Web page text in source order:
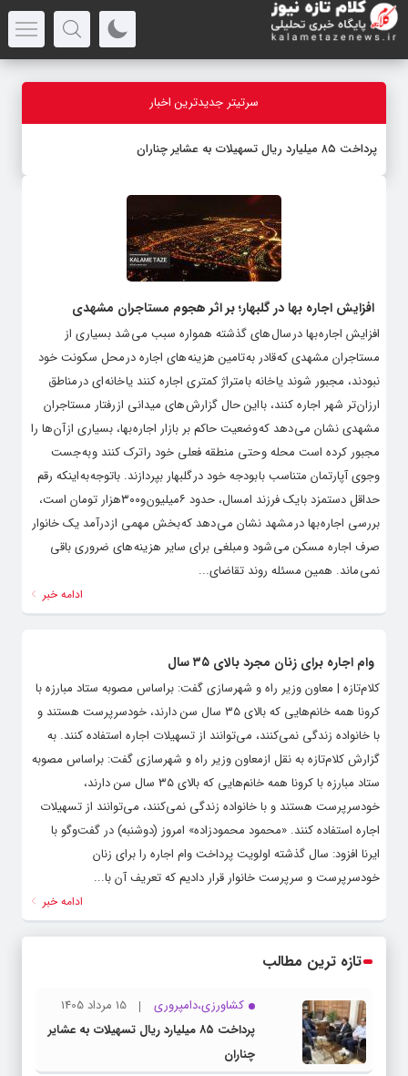
سرتیتر جدیدترین اخبار
پرداخت ۸۵ میلیارد ریال تسهیلات به عشایر چناران
افزایش اجاره بها در گلبهار؛ بر اثر هجوم مستاجران مشهدی
افزایش اجاره بها در سال های گذشته همواره سبب می شد بسیاری از
مستاجران مشهدی که قادر به تامین هزینه های اجاره در محل سکونت خود
نبودند، مجبور شوند یا خانه با متراژ کمتری اجاره کنند یا خانه ای در مناطق
ارزان تر شهر اجاره کنند، با این حال گزارش های میدانی از رفتار مستاجران
مشهدی نشان می دهد که وضعیت حاکم بر بازار اجاره بها، بسیاری از آن ها را
مجبور کرده است محله و حتی منطقه فعلی خود را ترک کنند و به جست
وجوی آپارتمان متناسب با بودجه خود در گلبهار بپردازند. باتوجه به اینکه رقم
حداقل دستمزد با یک فرزند امسال، حدود ۶میلیون و۳۰۰هزار تومان است،
بررسی اجاره بها در مشهد نشان می دهد که بخش مهمی از درآمد یک خانوار
صرف اجاره مسکن می شود و مبلغی برای سایر هزینه های ضروری باقی
نمی ماند. همین مسئله روند تقاضای...
ادامه خبر
وام اجاره برای زنان مجرد بالای ۳۵ سال
کلام‌تازه | معاون وزیر راه و شهرسازی گفت: براساس مصوبه ستاد مبارزه با
کرونا همه خانم‌هایی که بالای ۳۵ سال سن دارند، خودسرپرست هستند و
با خانواده زندگی نمی‌کنند، می‌توانند از تسهیلات اجاره استفاده کنند. به
گزارش کلام‌تازه به نقل ازمعاون وزیر راه و شهرسازی گفت: براساس مصوبه
ستاد مبارزه با کرونا همه خانم‌هایی که بالای ۳۵ سال سن دارند،
خودسرپرست هستند و با خانواده زندگی نمی‌کنند، می‌توانند از تسهیلات
اجاره استفاده کنند. «محمود محمودزاده» امروز (دوشنبه) در گفت‌وگو با
ایرنا افزود: سال گذشته اولویت پرداخت وام اجاره را برای زنان
خودسرپرست و سرپرست خانوار قرار دادیم که تعریف آن با...
ادامه خبر
تازه ترین مطالب
کشاورزی،دامپروری
15 مرداد 1405
پرداخت ۸۵ میلیارد ریال تسهیلات به عشایر
چناران